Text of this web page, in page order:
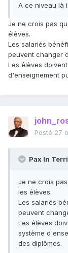
A ce niveau là
Je ne crois pas
élèves.
Les salariés
peuvent changer
Les élèves
d'enseignement
Posté 27
Pax In
Je ne crois
les élèves.
Les salariés
peuvent
Les élèves
système
des diplômes.